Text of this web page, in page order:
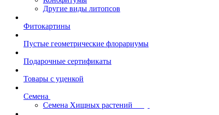
Другие виды литопсов
Фитокартины
Пустые геометрические флорариумы
Подарочные сертификаты
Товары с уценкой
Семена
Семена Хищных растений